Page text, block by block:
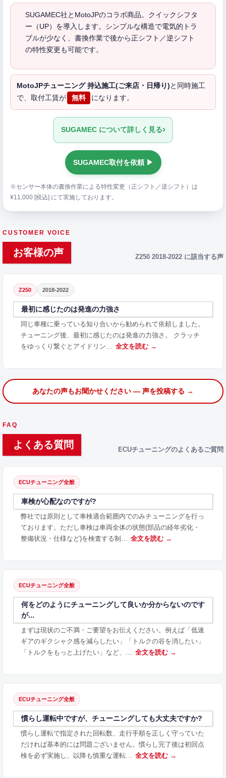
SUGAMEC社とMotoJPのコラボ商品。クイックシフタ
ー（UP）を導入します。シンプルな構造で電気的トラ
ブルが少なく、書換作業で後から正シフト／逆シフト
の特性変更も可能です。
MotoJPチューニング 持込施工(ご来店・日帰り) と同時施工
で、取付工賃が
無料 になります。
SUGAMEC について詳しく見る›
SUGAMEC取付を依頼 ▶
※センサー本体の書換作業による特性変更（正シフト／逆シフト）は
¥11,000 [税込] にて実施しております。
CUSTOMER VOICE
お客様の声 Z250 2018-2022 に該当する声
Z250 2018-2022
最初に感じたのは発進の力強さ
同じ車種に乗っている知り合いから勧められて依頼しました。
チューニング後、最初に感じたのは発進の力強さ。 クラッチ
をゆっくり繋ぐとアイドリン…
全文を読む →
あなたの声もお聞かせください — 声を投稿する →
FAQ
よくある質問 ECUチューニングのよくあるご質問
ECUチューニング全般
車検が心配なのですが?
弊社では原則として車検適合範囲内でのみチューニングを行っ
ております。ただし車検は車両全体の状態(部品の経年劣化・
整備状況・仕様など)を検査する制… 全文を読む →
ECUチューニング全般
何をどのようにチューニングして良いか分からないのです
が...
まずは現状のご不満・ご要望をお伝えください。例えば「低速
ギアのギクシャク感を減らしたい」「トルクの谷を消したい」
「トルクをもっと上げたい」など、… 全文を読む →
ECUチューニング全般
慣らし運転中ですが、チューニングしても大丈夫ですか?
慣らし運転で指定された回転数、走行手順を正しく守っていた
だければ基本的には問題ございません。慣らし完了後は初回点
検を必ず実施し、以降も慎重な運転… 全文を読む →